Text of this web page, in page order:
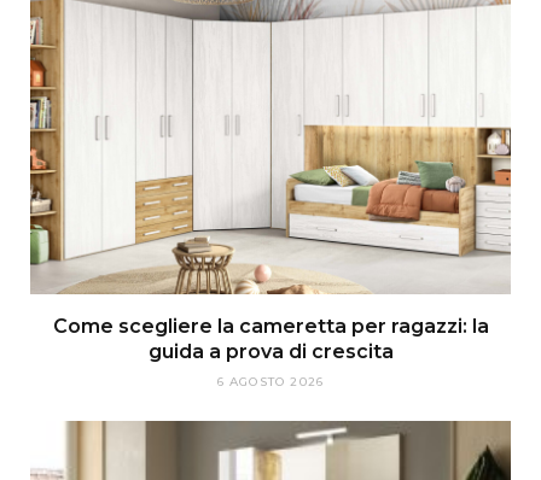
Come scegliere la cameretta per ragazzi: la
guida a prova di crescita
6 AGOSTO 2026